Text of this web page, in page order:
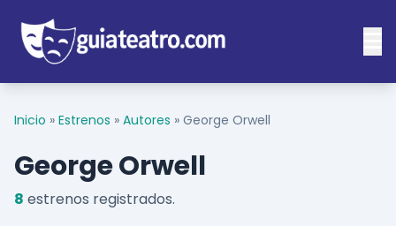
Inicio » Estrenos » Autores » George Orwell
George Orwell
8 estrenos registrados.